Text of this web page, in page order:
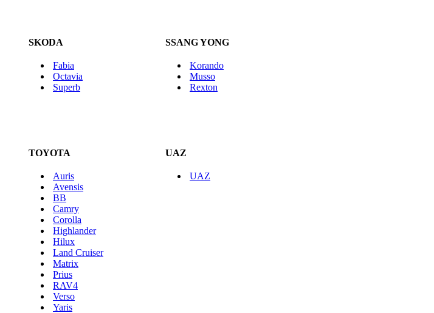
SKODA SSANG YONG
Fabia
Octavia
Superb
Korando
Musso
Rexton
TOYOTA UAZ
Auris
Avensis
BB
Camry
Corolla
Highlander
Hilux
Land Cruiser
Matrix
Prius
RAV4
Verso
Yaris
UAZ